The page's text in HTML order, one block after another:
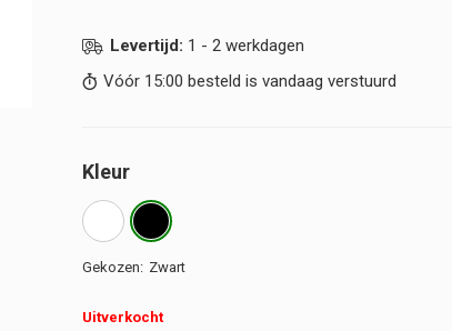
Levertijd: 1 - 2 werkdagen
Vóór 15:00 besteld is vandaag verstuurd
Kleur
Zwart
Uitverkocht